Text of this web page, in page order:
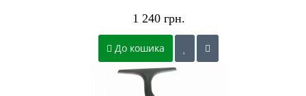
1 240 грн.
До кошика